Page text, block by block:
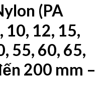
(PA
10, 12, 15,
55, 60, 65,
200 mm –